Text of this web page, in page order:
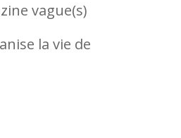
vague(s)
la vie de